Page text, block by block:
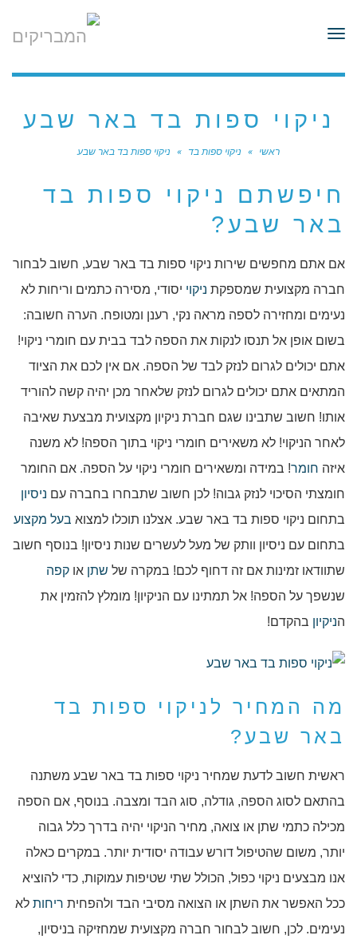
תפריט
ניקוי ספות בד באר שבע
ראשי » ניקוי ספות בד » ניקוי ספות בד באר שבע
חיפשתם ניקוי ספות בד
באר שבע?
אם אתם מחפשים שירות ניקוי ספות בד באר שבע, חשוב לבחור
חברה מקצועית שמספקת ניקוי יסודי, מסירה כתמים וריחות לא
נעימים ומחזירה לספה מראה נקי, רענן ומטופח. הערה חשובה:
בשום אופן אל תנסו לנקות את הספה לבד בבית עם חומרי ניקוי!
אתם יכולים לגרום לנזק לבד של הספה. אם אין לכם את הציוד
המתאים אתם יכולים לגרום לנזק שלאחר מכן יהיה קשה להוריד
אותו! חשוב שתבינו שגם חברת ניקיון מקצועית מבצעת שאיבה
לאחר הניקוי! לא משאירים חומרי ניקוי בתוך הספה! לא משנה
איזה חומר! במידה ומשאירים חומרי ניקוי על הספה. אם החומר
חומצתי הסיכוי לנזק גבוה! לכן חשוב שתבחרו בחברה עם ניסיון
בתחום ניקוי ספות בד באר שבע. אצלנו תוכלו למצוא בעל מקצוע
בתחום עם ניסיון וותק של מעל לעשרים שנות ניסיון! בנוסף חשוב
שתוודאו זמינות אם זה דחוף לכם! במקרה של שתן או קפה
שנשפך על הספה! אל תמתינו עם הניקיון! מומלץ להזמין את
הניקיון בהקדם!
מה המחיר לניקוי ספות בד
באר שבע?
ראשית חשוב לדעת שמחיר ניקוי ספות בד באר שבע משתנה
בהתאם לסוג הספה, גודלה, סוג הבד ומצבה. בנוסף, אם הספה
מכילה כתמי שתן או צואה, מחיר הניקוי יהיה בדרך כלל גבוה
יותר, משום שהטיפול דורש עבודה יסודית יותר. במקרים כאלה
אנו מבצעים ניקוי כפול, הכולל שתי שטיפות עמוקות, כדי להוציא
ככל האפשר את השתן או הצואה מסיבי הבד ולהפחית ריחות לא
נעימים. לכן, חשוב לבחור חברה מקצועית שמחזיקה בניסיון,